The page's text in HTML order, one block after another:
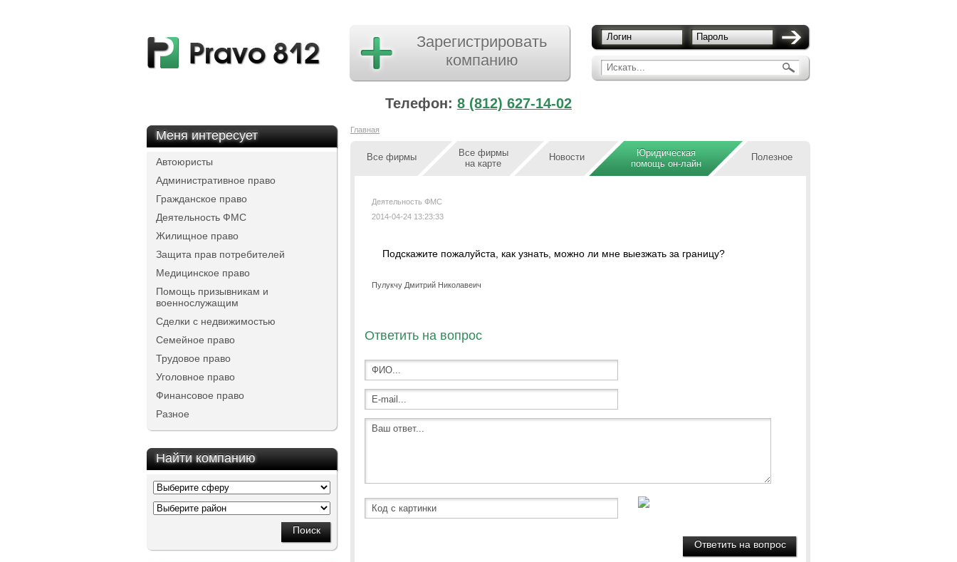
Искать...
Логин Пароль
Зарегистрировать
компанию
Телефон: 8 (812) 627-14-02
Меня интересует
Автоюристы
Административное право
Гражданское право
Деятельность ФМС
Жилищное право
Защита прав потребителей
Медицинское право
Помощь призывникам и
военнослужащим
Сделки с недвижимостью
Семейное право
Трудовое право
Уголовное право
Финансовое право
Разное
Найти компанию
Главная
Все фирмы
Все фирмы
на карте
Новости
Юридическая
помощь он-лайн
Полезное
Деятельность ФМС
2014-04-24 13:23:33
Подскажите пожалуйста, как узнать, можно ли мне выезжать за границу?
Пулукчу Дмитрий Николавеич
Ответить на вопрос